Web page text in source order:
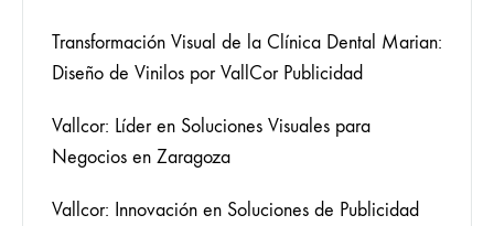
Transformación Visual de la Clínica Dental Marian:
Diseño de Vinilos por VallCor Publicidad
Vallcor: Líder en Soluciones Visuales para
Negocios en Zaragoza
Vallcor: Innovación en Soluciones de Publicidad